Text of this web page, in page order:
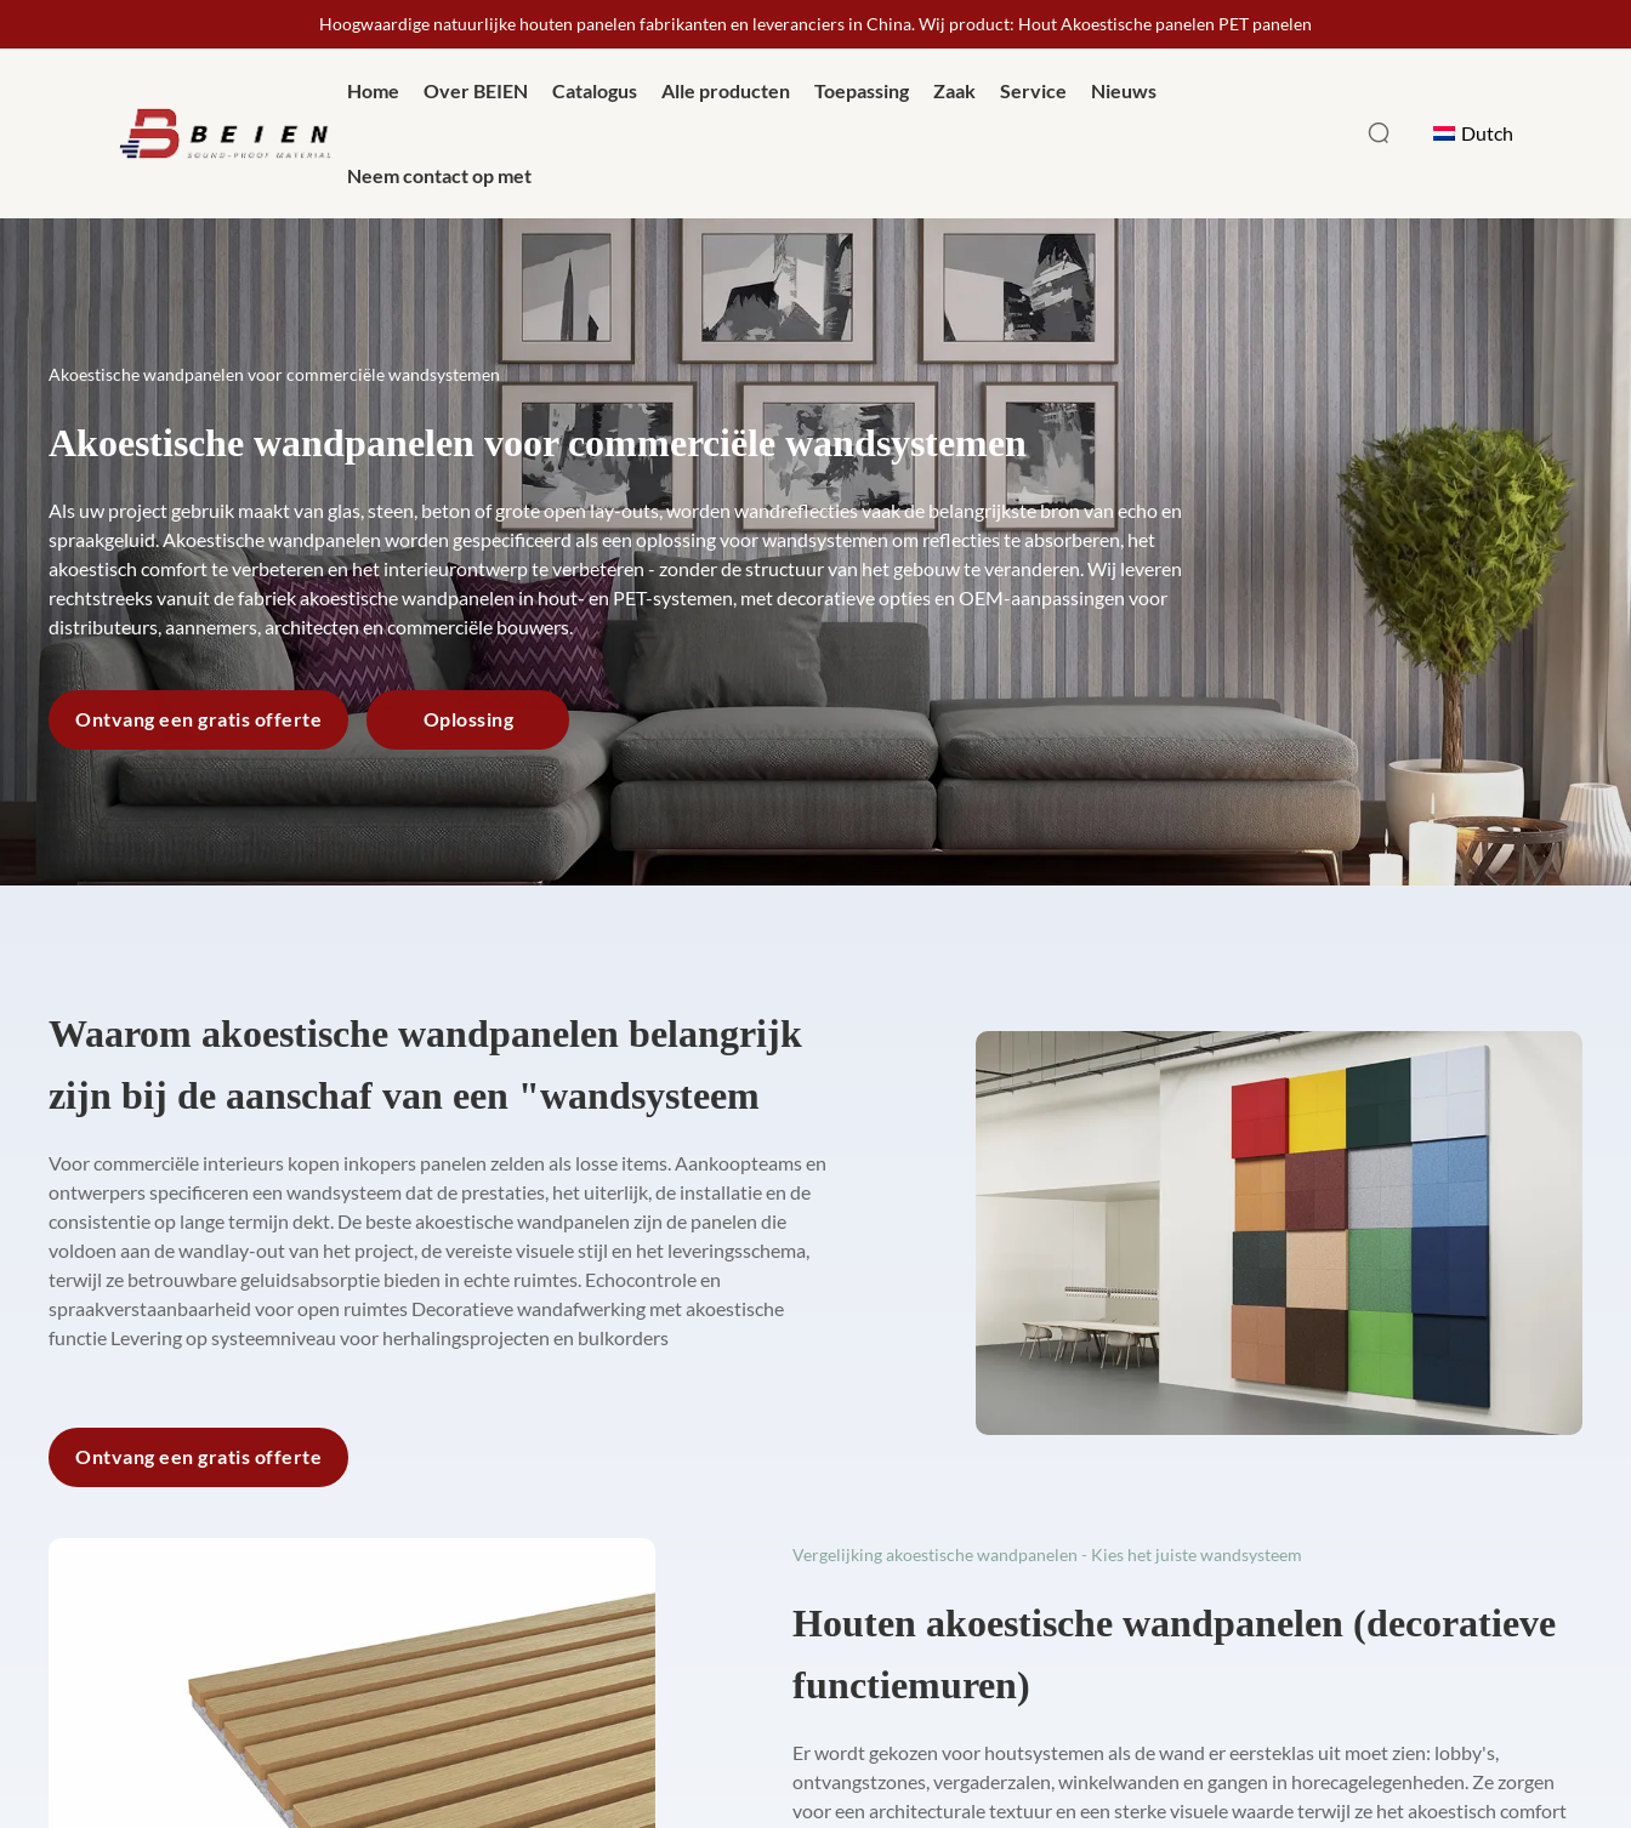
Hoogwaardige natuurlijke houten panelen fabrikanten en leveranciers in China. Wij product: Hout Akoestische panelen PET panelen
Home Over BEIEN Catalogus Alle producten Toepassing Zaak Service Nieuws
Neem contact op met
Dutch
Akoestische wandpanelen voor commerciële wandsystemen
Akoestische wandpanelen voor commerciële wandsystemen
Als uw project gebruik maakt van glas, steen, beton of grote open lay-outs, worden wandreflecties vaak de belangrijkste bron van echo en
spraakgeluid. Akoestische wandpanelen worden gespecificeerd als een oplossing voor wandsystemen om reflecties te absorberen, het
akoestisch comfort te verbeteren en het interieurontwerp te verbeteren - zonder de structuur van het gebouw te veranderen. Wij leveren
rechtstreeks vanuit de fabriek akoestische wandpanelen in hout- en PET-systemen, met decoratieve opties en OEM-aanpassingen voor
distributeurs, aannemers, architecten en commerciële bouwers.
Ontvang een gratis offerte Oplossing
Waarom akoestische wandpanelen belangrijk
zijn bij de aanschaf van een "wandsysteem
Voor commerciële interieurs kopen inkopers panelen zelden als losse items. Aankoopteams en
ontwerpers specificeren een wandsysteem dat de prestaties, het uiterlijk, de installatie en de
consistentie op lange termijn dekt. De beste akoestische wandpanelen zijn de panelen die
voldoen aan de wandlay-out van het project, de vereiste visuele stijl en het leveringsschema,
terwijl ze betrouwbare geluidsabsorptie bieden in echte ruimtes. Echocontrole en
spraakverstaanbaarheid voor open ruimtes Decoratieve wandafwerking met akoestische
functie Levering op systeemniveau voor herhalingsprojecten en bulkorders
Ontvang een gratis offerte
Vergelijking akoestische wandpanelen - Kies het juiste wandsysteem
Houten akoestische wandpanelen (decoratieve
functiemuren)
Er wordt gekozen voor houtsystemen als de wand er eersteklas uit moet zien: lobby's,
ontvangstzones, vergaderzalen, winkelwanden en gangen in horecagelegenheden. Ze zorgen
voor een architecturale textuur en een sterke visuele waarde terwijl ze het akoestisch comfort